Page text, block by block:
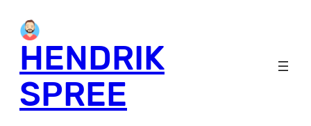
HENDRIK
SPREE